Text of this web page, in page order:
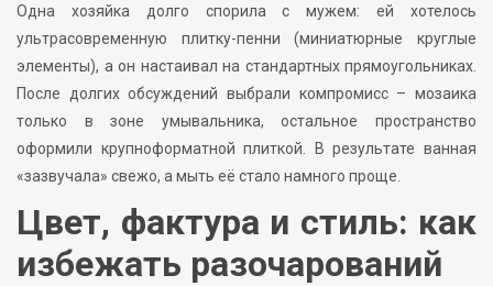
Одна хозяйка долго спорила с мужем: ей хотелось
ультрасовременную плитку-пенни (миниатюрные круглые
элементы), а он настаивал на стандартных прямоугольниках.
После долгих обсуждений выбрали компромисс – мозаика
только в зоне умывальника, остальное пространство
оформили крупноформатной плиткой. В результате ванная
«зазвучала» свежо, а мыть её стало намного проще.
Цвет, фактура и стиль: как
избежать разочарований